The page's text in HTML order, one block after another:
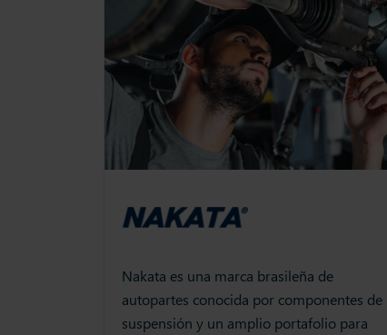
Nakata es una marca brasileña de
autopartes conocida por componentes de
suspensión y un amplio portafolio para